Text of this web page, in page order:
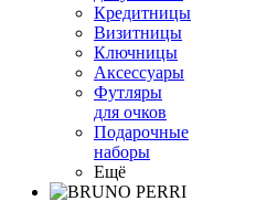
Кредитницы
Визитницы
Ключницы
Аксессуары
Футляры
для очков
Подарочные
наборы
Ещё